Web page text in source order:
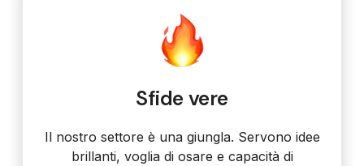
Sfide vere
Il nostro settore è una giungla. Servono idee
brillanti, voglia di osare e capacità di